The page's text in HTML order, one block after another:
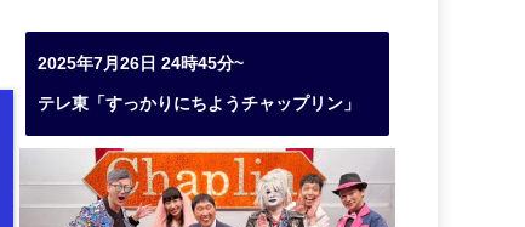
2025年7月26日 24時45分~
テレ東「すっかりにちようチャップリン」